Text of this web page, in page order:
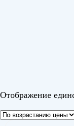
Отображение